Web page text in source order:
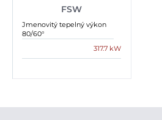
FSW
Jmenovitý tepelný výkon
80/60°
317.7 kW